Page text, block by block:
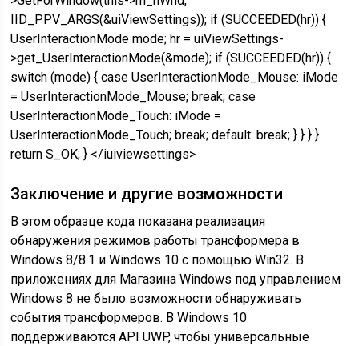
IID_PPV_ARGS(&uiViewSettings)); if (SUCCEEDED(hr)) {
UserInteractionMode mode; hr = uiViewSettings-
>get_UserInteractionMode(&mode); if (SUCCEEDED(hr)) {
switch (mode) { case UserInteractionMode_Mouse: iMode
= UserInteractionMode_Mouse; break; case
UserInteractionMode_Touch: iMode =
UserInteractionMode_Touch; break; default: break; } } } }
return S_OK; } </iuiviewsettings>
Заключение и другие возможности
В этом образце кода показана реализация
обнаружения режимов работы трансформера в
Windows 8/8.1 и Windows 10 с помощью Win32. В
приложениях для Магазина Windows под управлением
Windows 8 не было возможности обнаруживать
события трансформеров. В Windows 10
поддерживаются API UWP, чтобы универсальные